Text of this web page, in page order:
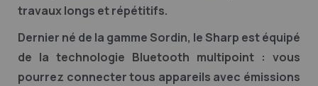
travaux longs et répétitifs.
Dernier né de la gamme Sordin, le Sharp est équipé
de la technologie Bluetooth multipoint : vous
pourrez connecter tous appareils avec émissions